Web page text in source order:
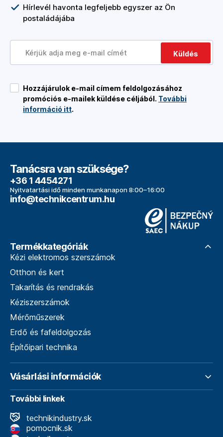
Hírlevél havonta legfeljebb egyszer az Ön
postaládájába
Küldés
Hozzájárulok e-mail címem feldolgozásához
promóciós e-mailek küldése céljából. További
információ itt.
Tanácsra van szüksége?
+36 1 4454271
Nyitvatartási idő minden munkanapon 8:00–16:00
info@technikcentrum.hu
Termékkategóriák
Kézi elektromos szerszámok
Otthon és kert
Takarítás és rendrakás
Kéziszerszámok
Mérőműszerek
Erdő és fafeldolgozás
Építőipari technika
Vásárlási információk
További linkek
technikindustry.sk
pomocnik.sk